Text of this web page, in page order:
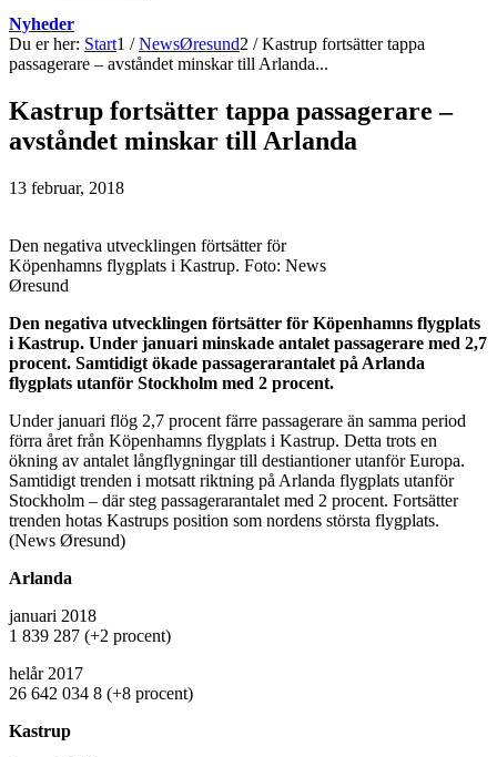
Nyheder
Du er her: Start1 / NewsØresund2 / Kastrup fortsätter tappa
passagerare – avståndet minskar till Arlanda...
Kastrup fortsätter tappa passagerare –
avståndet minskar till Arlanda
13 februar, 2018
Den negativa utvecklingen förtsätter för
Köpenhamns flygplats i Kastrup. Foto: News
Øresund
Den negativa utvecklingen förtsätter för Köpenhamns flygplats
i Kastrup. Under januari minskade antalet passagerare med 2,7
procent. Samtidigt ökade passagerarantalet på Arlanda
flygplats utanför Stockholm med 2 procent.
Under januari flög 2,7 procent färre passagerare än samma period
förra året från Köpenhamns flygplats i Kastrup. Detta trots en
ökning av antalet långflygningar till destiantioner utanför Europa.
Samtidigt trenden i motsatt riktning på Arlanda flygplats utanför
Stockholm – där steg passagerarantalet med 2 procent. Fortsätter
trenden hotas Kastrups position som nordens största flygplats.
(News Øresund)
Arlanda
januari 2018
1 839 287 (+2 procent)
helår 2017
26 642 034 8 (+8 procent)
Kastrup